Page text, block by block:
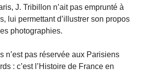
J. Tribillon n’ait pas emprunté à
lui permettant d’illustrer son propos
photographies.
n’est pas réservée aux Parisiens
: c’est l’Histoire de France en